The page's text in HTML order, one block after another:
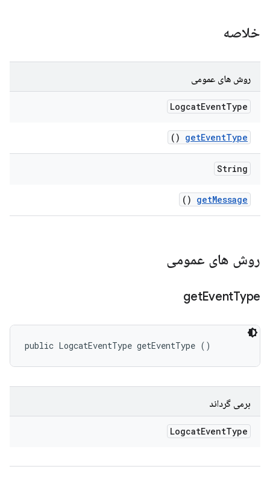
خلاصه
روش های عمومی
LogcatEventType
getEventType
()
String
getMessage
()
روش های عمومی
getEventType
public LogcatEventType getEventType ()
برمی گرداند
LogcatEventType